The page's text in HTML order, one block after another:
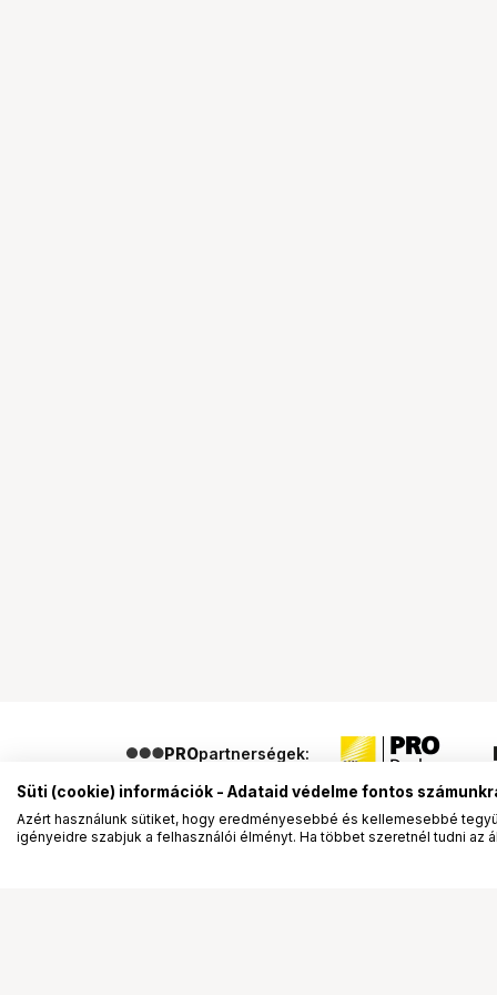
PROpartnerségek:
Süti (cookie) információk - Adataid védelme fontos
Azért használunk sütiket, hogy eredményesebbé és kellemesebbé
igényeidre szabjuk a felhasználói élményt. Ha többet szeretnél tudni az